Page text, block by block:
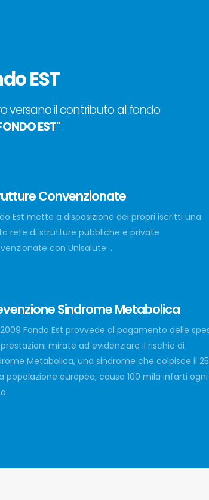
EST
versano il contributo al fondo
EST".
Convenzionate
Est mette a disposizione dei propri iscritti una
rete di strutture pubbliche e private
con Unisalute. .
Sindrome Metabolica
Fondo Est provvede al pagamento delle
mirate ad evidenziare il rischio di
Metabolica, una sindrome che colpisce il
popolazione europea, causa 100 mila infarti ogni